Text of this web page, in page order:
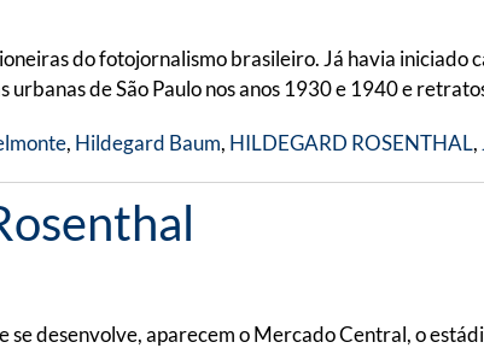
do fotojornalismo brasileiro. Já havia
urbanas de São Paulo nos anos 1930 e 1940 e
, Hildegard Baum, HILDEGARD ROSENTHAL,
se desenvolve, aparecem o Mercado Central, o